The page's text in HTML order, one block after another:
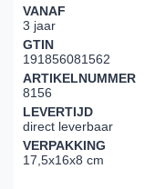
VANAF
3 jaar
GTIN
191856081562
ARTIKELNUMMER
8156
LEVERTIJD
direct leverbaar
VERPAKKING
17,5x16x8 cm